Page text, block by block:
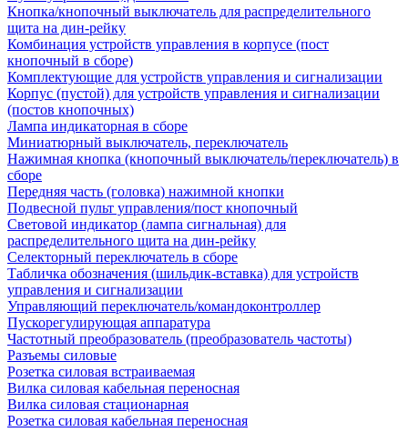
Кнопка/кнопочный выключатель для распределительного
щита на дин-рейку
Комбинация устройств управления в корпусе (пост
кнопочный в сборе)
Комплектующие для устройств управления и сигнализации
Корпус (пустой) для устройств управления и сигнализации
(постов кнопочных)
Лампа индикаторная в сборе
Миниатюрный выключатель, переключатель
Нажимная кнопка (кнопочный выключатель/переключатель) в
сборе
Передняя часть (головка) нажимной кнопки
Подвесной пульт управления/пост кнопочный
Световой индикатор (лампа сигнальная) для
распределительного щита на дин-рейку
Селекторный переключатель в сборе
Табличка обозначения (шильдик-вставка) для устройств
управления и сигнализации
Управляющий переключатель/командоконтроллер
Пускорегулирующая аппаратура
Частотный преобразователь (преобразователь частоты)
Разъемы силовые
Розетка силовая встраиваемая
Вилка силовая кабельная переносная
Вилка силовая стационарная
Розетка силовая кабельная переносная